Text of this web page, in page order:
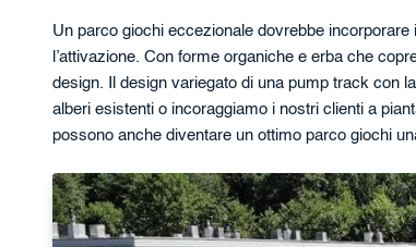
Un parco giochi eccezionale dovrebbe
l’attivazione. Con forme organiche e erba che
design. Il design variegato di una pump track con
alberi esistenti o incoraggiamo i nostri clienti a
possono anche diventare un ottimo parco giochi